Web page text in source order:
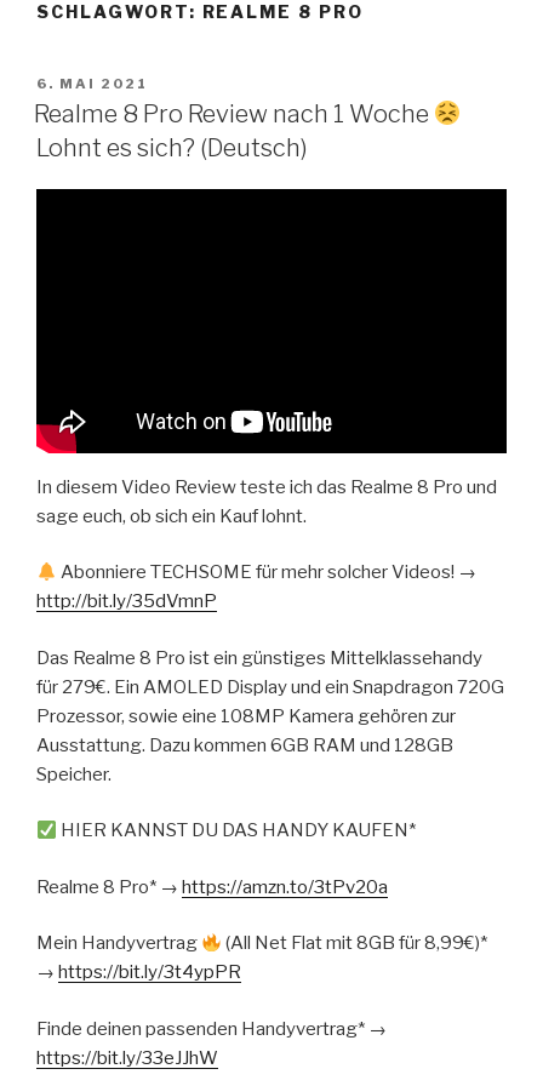
SCHLAGWORT: REALME 8 PRO
VERÖFFENTLICHT
AM
6. MAI 2021
Realme 8 Pro Review nach 1 Woche
Lohnt es sich? (Deutsch)
In diesem Video Review teste ich das Realme 8 Pro und
sage euch, ob sich ein Kauf lohnt.
Abonniere TECHSOME für mehr solcher Videos! →
http://bit.ly/35dVmnP
Das Realme 8 Pro ist ein günstiges Mittelklassehandy
für 279€. Ein AMOLED Display und ein Snapdragon 720G
Prozessor, sowie eine 108MP Kamera gehören zur
Ausstattung. Dazu kommen 6GB RAM und 128GB
Speicher.
HIER KANNST DU DAS HANDY KAUFEN*
Realme 8 Pro* → https://amzn.to/3tPv20a
Mein Handyvertrag
(All Net Flat mit 8GB für 8,99€)*
→ https://bit.ly/3t4ypPR
Finde deinen passenden Handyvertrag* →
https://bit.ly/33eJJhW